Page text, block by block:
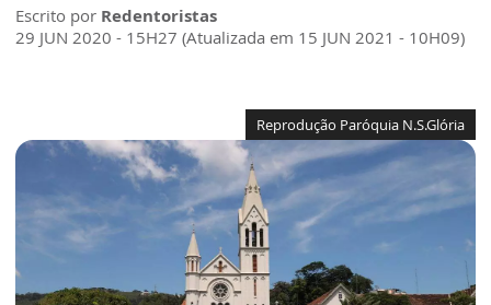
Escrito por Redentoristas
29 JUN 2020 - 15H27 (Atualizada em 15 JUN 2021 - 10H09)
Reprodução Paróquia N.S.Glória